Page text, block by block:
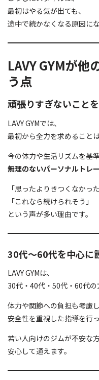
最初はやる気が出ても、
途中で続かなくなる原因にな
LAVY GYMが他
う点
頑張りすぎないこと
LAVY GYMでは、
最初から全力を求めること
今の体力や生活リズムを基準
無理のないパーソナルトレ
「思ったよりきつくなかった
「これなら続けられそう」
という声が多い理由です。
30代〜60代を中心に
LAVY GYMは、
30代・40代・50代・60代の
体力や関節への負担も考慮し
安全性を重視した指導を行っ
若い人向けのジムが不安な方
安心して通えます。